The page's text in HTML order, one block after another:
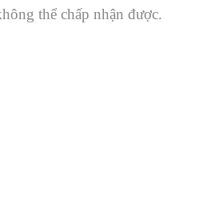
thể chấp nhận được.